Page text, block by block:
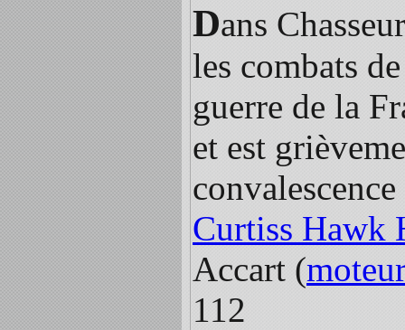
Dans
les combats
guerre de la
et est
Curtiss Hawk
Accart (
112